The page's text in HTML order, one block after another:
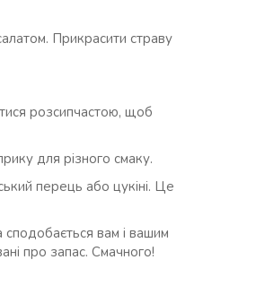
Прикрасити страву
розсипчастою, щоб
для різного смаку.
перець або цукіні. Це
сподобається вам і вашим
про запас. Смачного!